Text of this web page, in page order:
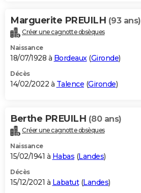
Marguerite PREUILH (93 ans)
Créer une cagnotte obsèques
Naissance
18/07/1928 à Bordeaux(Gironde)
Décès
14/02/2022 à Talence (Gironde)
Berthe PREUILH (80 ans)
Créer une cagnotte obsèques
Naissance
15/02/1941 à Habas (Landes)
Décès
15/12/2021 à Labatut(Landes)